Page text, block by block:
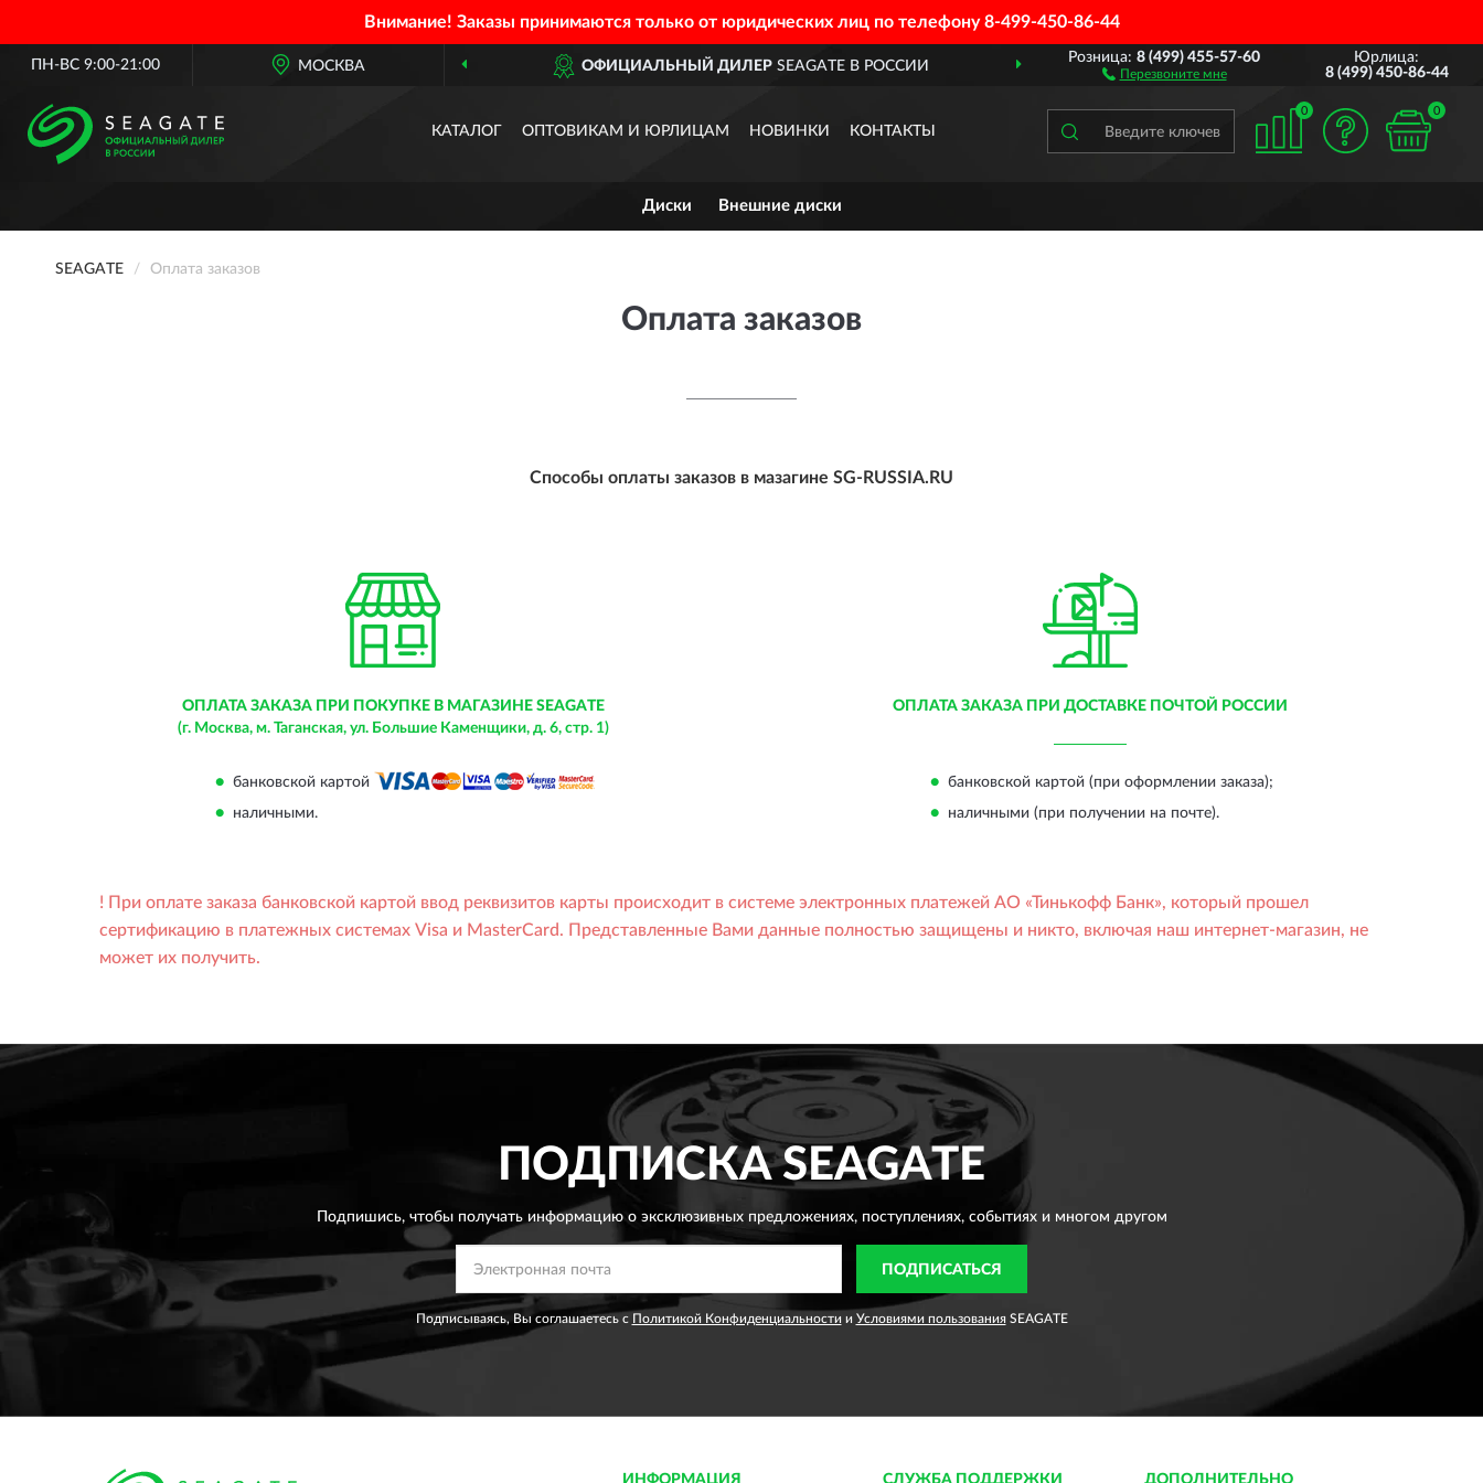
Внимание! Заказы принимаются только от юридических лиц по телефону8-499-450-86-44
ПН-ВС 9:00-21:00 МОСКВА ОФИЦИАЛЬНЫЙ ДИЛЕР SEAGATE В РОССИИ ДОСТАВИМ ПО ВСЕЙ РОССИИ
Розница:8 (499) 455-57-60
Перезвоните мне
Юрлица:
8 (499) 450-86-44
КАТАЛОГ ОПТОВИКАМ И ЮРЛИЦАМ НОВИНКИ КОНТАКТЫ
0 0
Диски Внешние диски
SEAGATE Оплата заказов
Оплата заказов
Способы оплаты заказов в мазагине SG-RUSSIA.RU
ОПЛАТА ЗАКАЗА ПРИ
ПОКУПКЕ В МАГАЗИНЕ SEAGATE
(г. Москва, м. Таганская, ул. Большие Каменщики, д. 6, стр. 1)
банковской картой
наличными.
ОПЛАТА ЗАКАЗА ПРИ ДОСТАВКЕ ПОЧТОЙ РОССИИ
банковской картой (при оформлении заказа);
наличными (при получении на почте).
! При оплате заказа банковской картой ввод реквизитов карты происходит в системе электронных платежей АО «Тинькофф Банк», который прошел
сертификацию в платежных системах Visa и MasterCard. Представленные Вами данные полностью защищены и никто, включая наш интернет-магазин, не
может их получить.
ПОДПИСКАSEAGATE
Подпишись, чтобы получать информацию о эксклюзивных предложениях,поступлениях, событиях и многом другом
ПОДПИСАТЬСЯ
Подписываясь, Вы соглашаетесь с Политикой Конфиденциальности и Условиями пользованияSEAGATE
ИНФОРМАЦИЯ СЛУЖБА ПОДДЕРЖКИ ДОПОЛНИТЕЛЬНО